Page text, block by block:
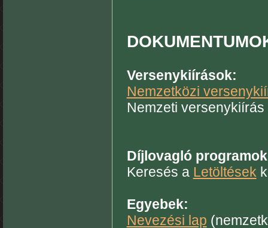
Versenykiírások:
Nemzetközi
Nemzeti versenykiírás
Díjlovagló
Keresés a Letöltések
Egyebek:
Nevezési lap